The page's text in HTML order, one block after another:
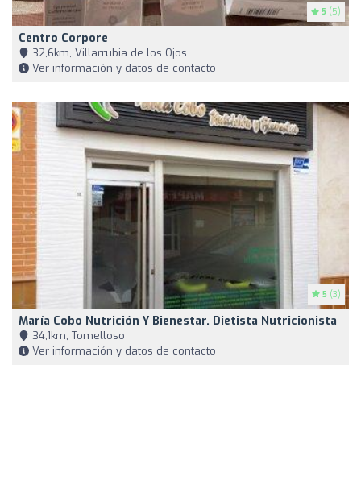
5 (5)
Centro Corpore
32,6km, Villarrubia de los Ojos
Ver información y datos de contacto
5 (3)
María Cobo Nutrición Y Bienestar. Dietista Nutricionista
34,1km, Tomelloso
Ver información y datos de contacto